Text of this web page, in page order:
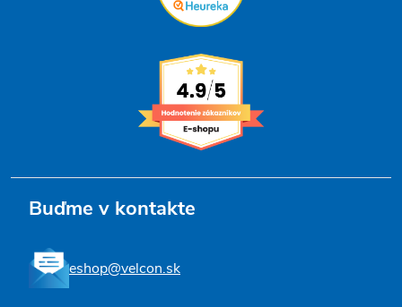
Buďme v kontakte
eshop@velcon.sk